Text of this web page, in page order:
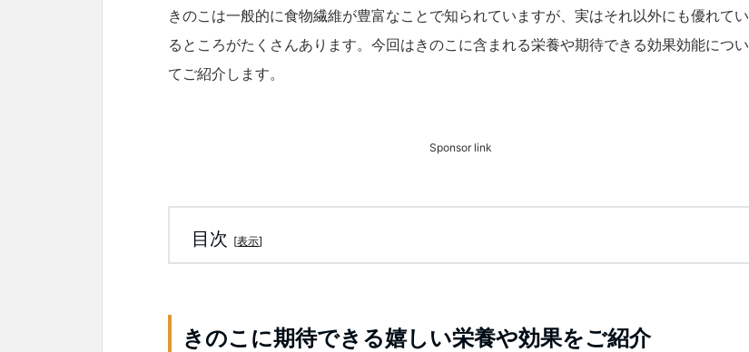
きのこは一般的に食物繊維が豊富なことで知られていますが、実はそれ以外にも優れてい
るところがたくさんあります。今回はきのこに含まれる栄養や期待できる効果効能につい
てご紹介します。
Sponsor link
目次 [表示]
きのこに期待できる嬉しい栄養や効果をご紹介